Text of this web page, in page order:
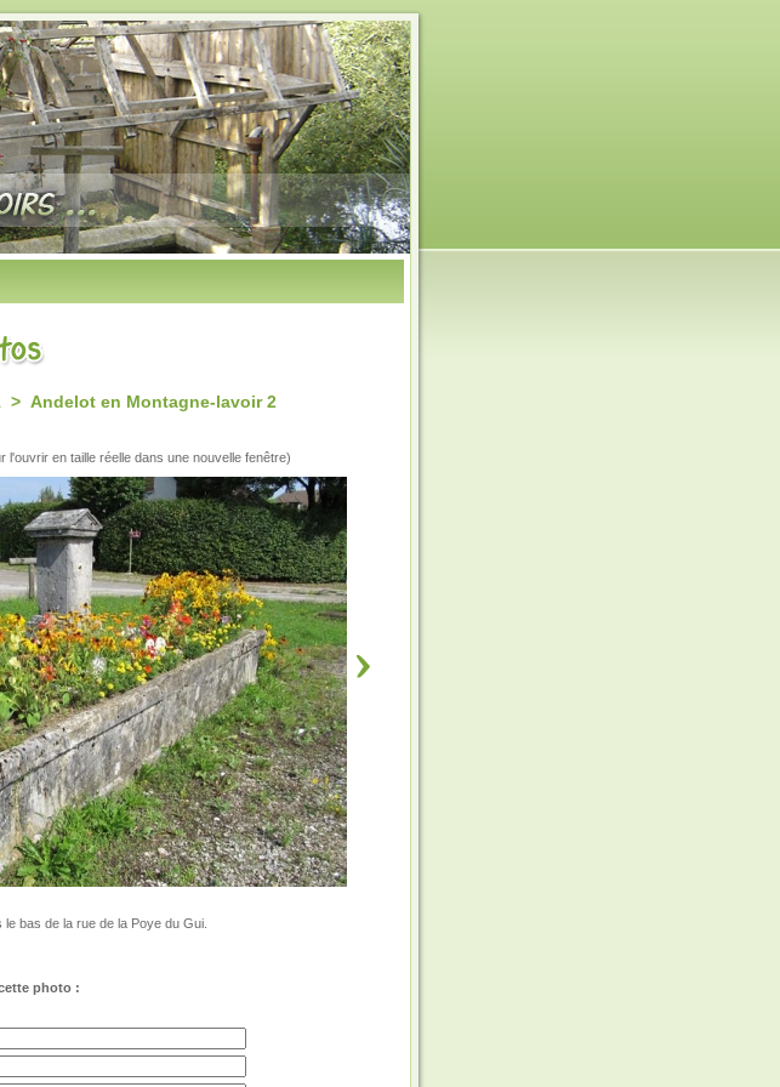
> Andelot en Montagne-lavoir 2
l'ouvrir en taille réelle dans une nouvelle fenêtre)
le bas de la rue de la Poye du Gui.
photo :